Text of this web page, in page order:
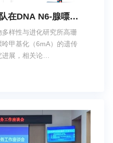
在DNA N6-腺嘌呤
域取得新进展
样性与进化研究所高珊
甲基化（6mA）的遗传
展，相关论
of DNA N6-
）。6mA是一种广泛存在
年来在真核生物中也陆
遗传学领域的研究热